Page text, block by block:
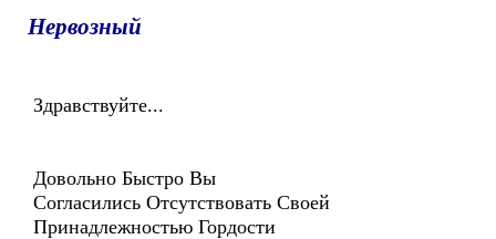
Нервозный
Здравствуйте...
Довольно Быстро Вы
Согласились Отсутствовать Своей
Принадлежностью Гордости